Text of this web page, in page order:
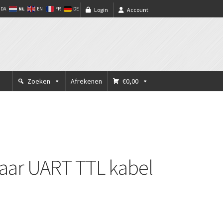
Account
Login
DA NL EN FR DE
€0,00
Afrekenen
Zoeken
UART TTL kabel